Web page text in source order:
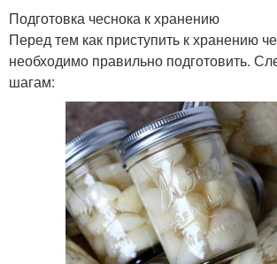
Подготовка чеснока к хранению
Перед тем как приступить к хранению
необходимо правильно подготовить.
шагам: